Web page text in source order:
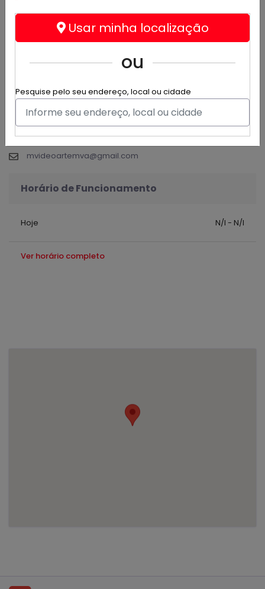
Usar minha localização
ou
Pesquise pelo seu endereço, local ou cidade
Pizzaria
Alimentos e bebidas - Pizza E Hamburgueres
sucos e refrigerantes.
Rua Joaquim Távora , 2535 - Camocim
(88) 98102-1643
mvideoartemva@gmail.com
Horário de Funcionamento
Hoje N/I - N/I
Ver horário completo